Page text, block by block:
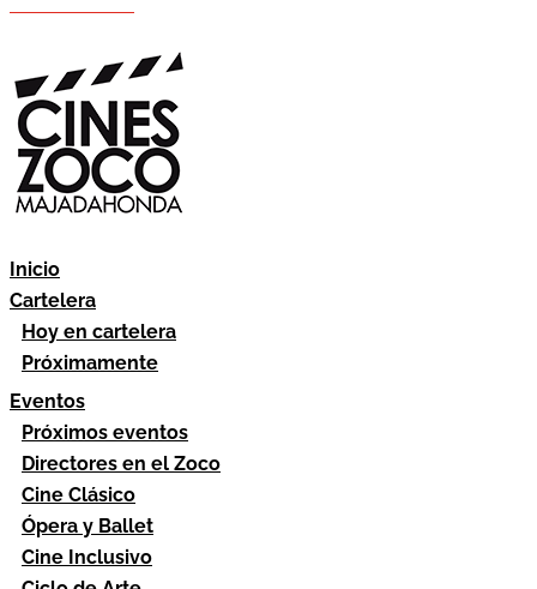
Inicio
Cartelera
Hoy en cartelera
Próximamente
Eventos
Próximos eventos
Directores en el Zoco
Cine Clásico
Ópera y Ballet
Cine Inclusivo